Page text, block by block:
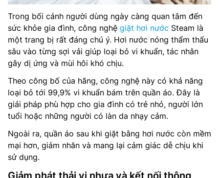
Trong bối cảnh người dùng ngày càng quan tâm đến
sức khỏe gia đình, công nghệ giặt hơi nước Steam là
một trang bị rất đáng chú ý. Hơi nước nóng thẩm thấu
sâu vào từng sợi vải giúp loại bỏ vi khuẩn, tác nhân
gây dị ứng và mùi hôi khó chịu.
Theo công bố của hãng, công nghệ này có khả năng
loại bỏ tới 99,9% vi khuẩn bám trên quần áo. Đây là
giải pháp phù hợp cho gia đình có trẻ nhỏ, người lớn
tuổi hoặc những người có làn da nhạy cảm.
Ngoài ra, quần áo sau khi giặt bằng hơi nước còn mềm
mại hơn, giảm nhăn và mang lại cảm giác dễ chịu khi
sử dụng.
Giảm phát thải vi nhựa và kết nối thông